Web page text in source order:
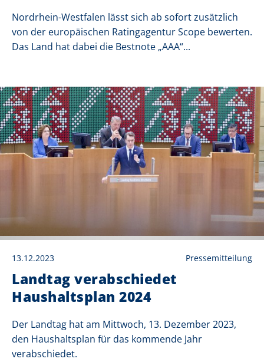
Nordrhein-Westfalen lässt sich ab sofort zusätzlich
von der europäischen Ratingagentur Scope bewerten.
Das Land hat dabei die Bestnote „AAA“...
13.12.2023 Pressemitteilung
Landtag verabschiedet
Haushaltsplan 2024
Der Landtag hat am Mittwoch, 13. Dezember 2023,
den Haushaltsplan für das kommende Jahr
verabschiedet.